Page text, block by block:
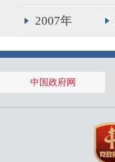
2007年
2005年
2003年
中国政府网